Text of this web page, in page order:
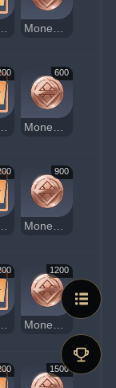
jugador Moneda de la suerte
jugador
600
Moneda de la suerte
jugador
900
Moneda de la suerte
jugador
1200
Moneda de la suerte
1500